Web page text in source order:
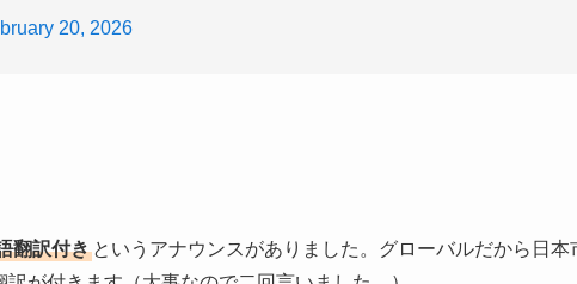
20, 2026
翻訳付き というアナウンスがありました。グローバルだから日本